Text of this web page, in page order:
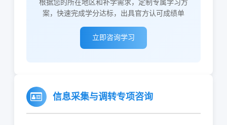
根据您的所在地区和补学需求，定制专属学习方
案，快速完成学分达标，出具官方认可成绩单
立即咨询学习
信息采集与调转专项咨询